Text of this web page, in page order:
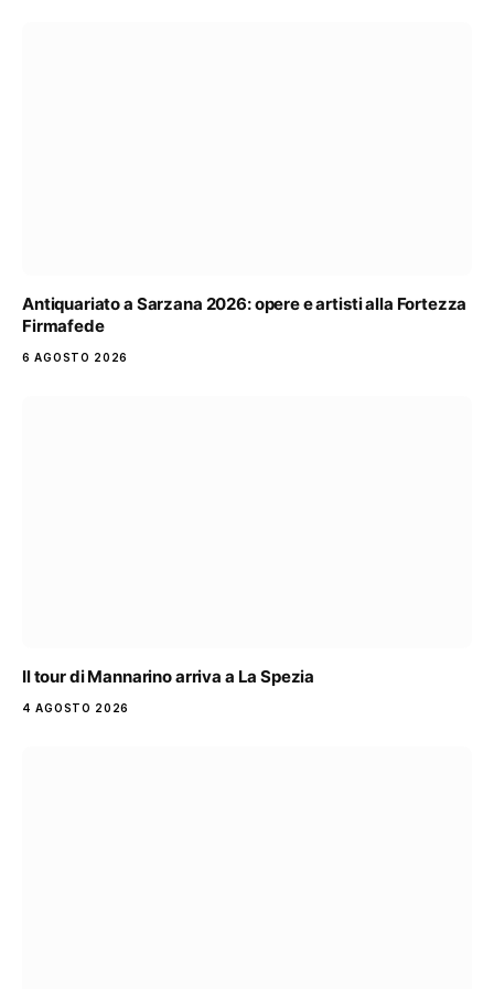
Antiquariato a Sarzana 2026: opere e artisti alla Fortezza
Firmafede
6 AGOSTO 2026
Il tour di Mannarino arriva a La Spezia
4 AGOSTO 2026